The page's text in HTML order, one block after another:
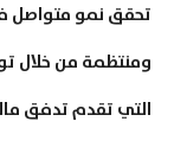
تحقق نمو متواصل
ومنتظمة من خلال
التي تقدم تدفق